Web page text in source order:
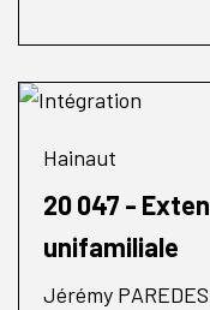
Hainaut
20 047 -
unifamiliale
Jérémy